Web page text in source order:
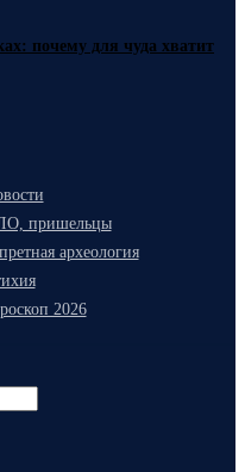
почему для чуда хватит
пришельцы
археология
2026